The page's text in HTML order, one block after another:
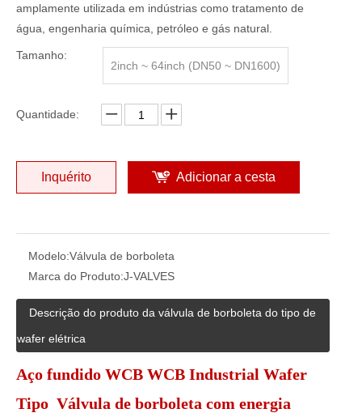
amplamente utilizada em indústrias como tratamento de
água, engenharia química, petróleo e gás natural.
Tamanho:
2inch ~ 64inch (DN50 ~ DN1600)
Quantidade:
Inquérito Adicionar a cesta
Modelo:Válvula de borboleta
Marca do Produto:J-VALVES
Descrição do produto da válvula de borboleta do tipo de
wafer elétrica
Aço fundido WCB WCB Industrial Wafer
Tipo Válvula de borboleta com energia